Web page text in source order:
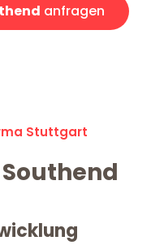
anfragen
Stuttgart